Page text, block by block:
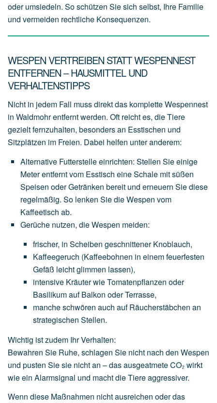
oder umsiedeln. So schützen Sie sich selbst, Ihre Familie
und vermeiden rechtliche Konsequenzen.
WESPEN VERTREIBEN STATT WESPENNEST
ENTFERNEN – HAUSMITTEL UND
VERHALTENSTIPPS
Nicht in jedem Fall muss direkt das komplette Wespennest
in Waldmohr entfernt werden. Oft reicht es, die Tiere
gezielt fernzuhalten, besonders an Esstischen und
Sitzplätzen im Freien. Dabei helfen unter anderem:
Alternative Futterstelle einrichten: Stellen Sieeinige
Meterentferntvom Esstisch eineSchale mitsüßen
Speisen oderGetränken bereit und erneuern Siediese
regelmäßig. So lenken SiedieWespen vom
Kaffeetisch ab.
Gerüche nutzen, die Wespen meiden:
frischer, in Scheiben geschnittener Knoblauch,
Kaffeegeruch (Kaffeebohnen in einemfeuerfesten
Gefäß leichtglimmen lassen),
intensive KräuterwieTomatenpflanzen oder
Basilikumauf Balkon oderTerrasse,
mancheschwören auch auf Räucherstäbchen an
strategischen Stellen.
Wichtig ist zudem Ihr Verhalten:
Bewahren Sie Ruhe, schlagen Sie nicht nach den Wespen
und pusten Sie sie nicht an – das ausgeatmete CO₂ wirkt
wie ein Alarmsignal und macht die Tiere aggressiver.
Wenn diese Maßnahmen nicht ausreichen oder das